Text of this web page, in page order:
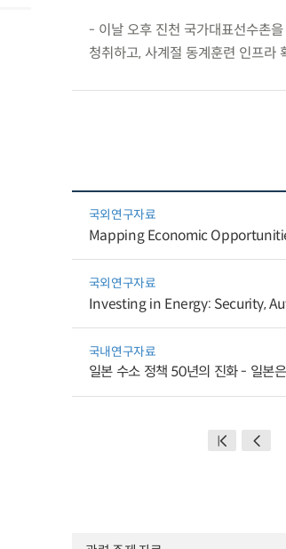
- 이날 오후 진천 국가대표선수촌
청취하고, 사계절 동계훈련 인프라
국외연구자료
Mapping Economic
국외연구자료
Investing in Energy: Security,
국내연구자료
일본 수소 정책 50년의 진화 - 일본